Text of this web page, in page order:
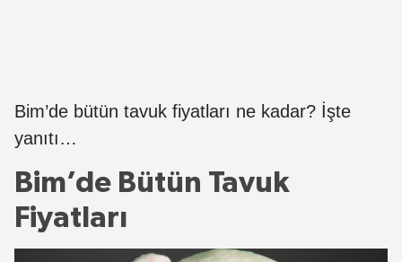
Bim’de bütün tavuk fiyatları ne kadar? İşte
yanıtı…
Bim’de Bütün Tavuk
Fiyatları